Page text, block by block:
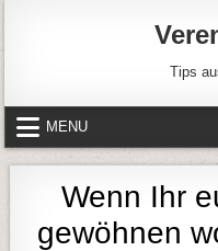
Tips
MENU
Wenn Ihr
gewöhnen